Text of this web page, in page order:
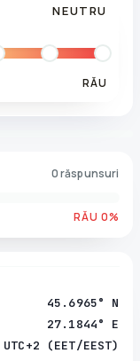
NEUTRU
RĂU
0 răspunsuri
RĂU 0%
45.6965° N
27.1844° E
UTC+2 (EET/EEST)